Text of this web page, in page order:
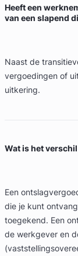
Heeft een
van een slapend
Naast de
vergoedingen of
uitkering.
Wat is het
Een
die je kunt
toegekend. Een
de werkgever en